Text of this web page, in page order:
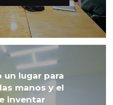
un lugar para
manos y el
inventar